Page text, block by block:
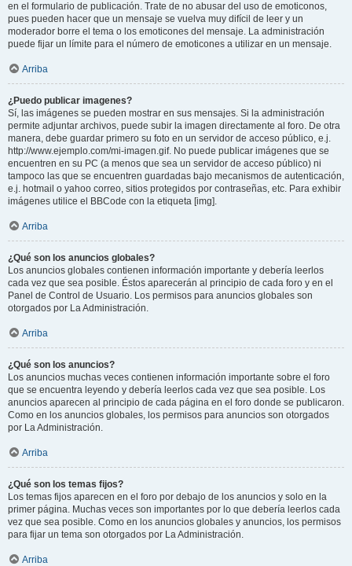
en el formulario de publicación. Trate de no abusar del uso de emoticonos,
pues pueden hacer que un mensaje se vuelva muy difícil de leer y un
moderador borre el tema o los emoticones del mensaje. La administración
puede fijar un límite para el número de emoticones a utilizar en un mensaje.
Arriba
¿Puedo publicar imagenes?
Sí, las imágenes se pueden mostrar en sus mensajes. Si la administración
permite adjuntar archivos, puede subir la imagen directamente al foro. De otra
manera, debe guardar primero su foto en un servidor de acceso público, e.j.
http://www.ejemplo.com/mi-imagen.gif. No puede publicar imágenes que se
encuentren en su PC (a menos que sea un servidor de acceso público) ni
tampoco las que se encuentren guardadas bajo mecanismos de autenticación,
e.j. hotmail o yahoo correo, sitios protegidos por contraseñas, etc. Para exhibir
imágenes utilice el BBCode con la etiqueta [img].
Arriba
¿Qué son los anuncios globales?
Los anuncios globales contienen información importante y debería leerlos
cada vez que sea posible. Éstos aparecerán al principio de cada foro y en el
Panel de Control de Usuario. Los permisos para anuncios globales son
otorgados por La Administración.
Arriba
¿Qué son los anuncios?
Los anuncios muchas veces contienen información importante sobre el foro
que se encuentra leyendo y debería leerlos cada vez que sea posible. Los
anuncios aparecen al principio de cada página en el foro donde se publicaron.
Como en los anuncios globales, los permisos para anuncios son otorgados
por La Administración.
Arriba
¿Qué son los temas fijos?
Los temas fijos aparecen en el foro por debajo de los anuncios y solo en la
primer página. Muchas veces son importantes por lo que debería leerlos cada
vez que sea posible. Como en los anuncios globales y anuncios, los permisos
para fijar un tema son otorgados por La Administración.
Arriba